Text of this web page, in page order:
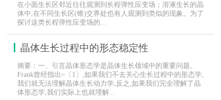
在小面生长区邻近往往观测到长程弹性应变场；溶液生长的晶
体中,在不同生长区(锥)交界处也有人观测到类似的现象。为了
探讨这类长程弹性应变场的...
晶体生长过程中的形态稳定性
摘要：一、引言晶体形态学是晶体生长领域中的重要问题。
Frank曾经指出~〔1〕,如果我们不去关心生长过程中的形态学,
我们就无法理解晶体生长动力学,反之,如果我们完全理解了晶
体形态学,我们实际上也就理解...